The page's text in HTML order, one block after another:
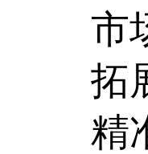
市
拓
精